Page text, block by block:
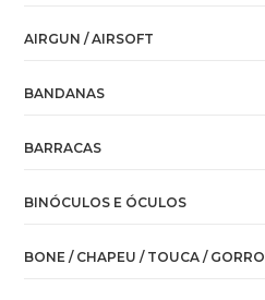
AIRGUN / AIRSOFT
BANDANAS
BARRACAS
BINÓCULOS E ÓCULOS
BONE / CHAPEU / TOUCA / GORRO